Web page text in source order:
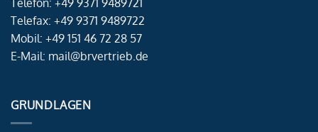
Telefax: +49 9371 9489722
Mobil: +49 151 46 72 28 57
E-Mail: mail@brvertrieb.de
GRUNDLAGEN